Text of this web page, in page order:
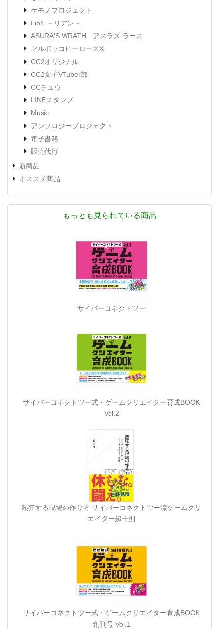
ケモノプロジェクト
LieN －リアン－
ASURA'S WRATH アスラズ ラース
フルボッコヒーローズX
CC2オリジナル
CC2女子VTuber部
CCチュウ
LINEスタンプ
Music
アンソロジープロジェクト
電子書籍
販売代行
新商品
オススメ商品
もっとも見られている商品
サイバーコネクトツー
サイバーコネクトツー式・ゲームクリエイター育成BOOK
Vol.2
熱狂する現場の作り方 サイバーコネクトツー流ゲームクリ
エイター超十則
サイバーコネクトツー式・ゲームクリエイター育成BOOK
創刊号 Vol.1